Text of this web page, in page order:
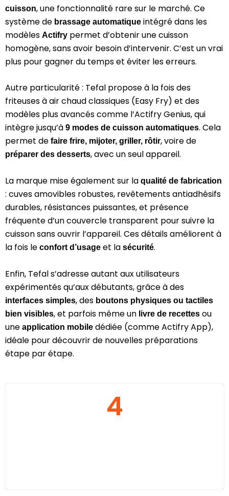
cuisson, une fonctionnalité rare sur le marché. Ce
système de brassage automatique intégré dans les
modèles Actifry permet d’obtenir une cuisson
homogène, sans avoir besoin d’intervenir. C’est un vrai
plus pour gagner du temps et éviter les erreurs.
Autre particularité : Tefal propose à la fois des
friteuses à air chaud classiques (Easy Fry) et des
modèles plus avancés comme l’Actifry Genius, qui
intègre jusqu’à 9 modes de cuisson automatiques. Cela
permet de faire frire, mijoter, griller, rôtir, voire de
préparer des desserts, avec un seul appareil.
La marque mise également sur la qualité de fabrication
: cuves amovibles robustes, revêtements antiadhésifs
durables, résistances puissantes, et présence
fréquente d’un couvercle transparent pour suivre la
cuisson sans ouvrir l’appareil. Ces détails améliorent à
la fois le confort d’usage et la sécurité.
Enfin, Tefal s’adresse autant aux utilisateurs
expérimentés qu’aux débutants, grâce à des
interfaces simples, des boutons physiques ou tactiles
bien visibles, et parfois même un livre de recettes ou
une application mobile dédiée (comme Actifry App),
idéale pour découvrir de nouvelles préparations
étape par étape.
4